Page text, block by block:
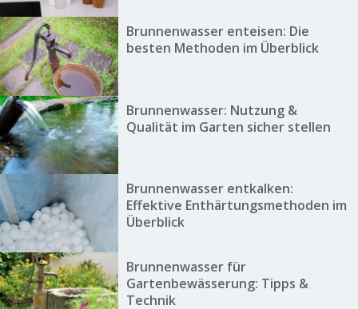
Brunnenwasser enteisen: Die
besten Methoden im Überblick
Brunnenwasser: Nutzung &
Qualität im Garten sicher stellen
Brunnenwasser entkalken:
Effektive Enthärtungsmethoden im
Überblick
Brunnenwasser für
Gartenbewässerung: Tipps &
Technik